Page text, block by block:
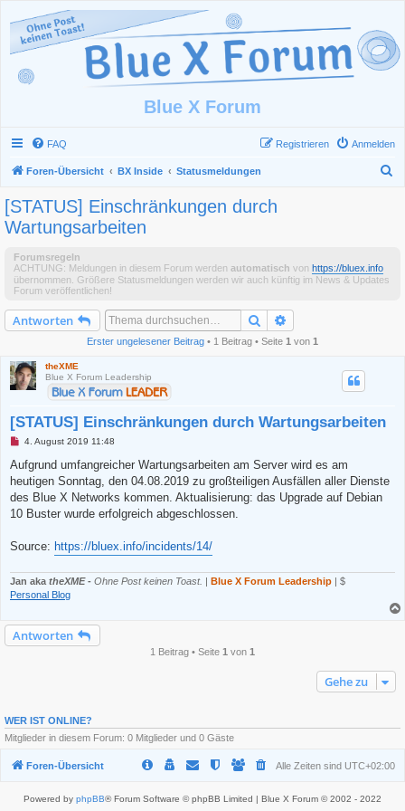
Blue X Forum
FAQ Anmelden
Registrieren
Foren-Übersicht BX Inside Statusmeldungen
[STATUS] Einschränkungen durch
Wartungsarbeiten
Forumsregeln
ACHTUNG: Meldungen in diesem Forum werden automatisch von https://bluex.info
übernommen. Größere Statusmeldungen werden wir auch künftig im News & Updates
Forum veröffentlichen!
Antworten Suche
Erster ungelesener Beitrag • 1 Beitrag • Seite 1 von 1
theXME
Blue X Forum Leadership
[STATUS] Einschränkungen durch Wartungsarbeiten
U
g
l
e
e
r
e
i
t
r
g
4. August 2019 11:48
Aufgrund umfangreicher Wartungsarbeiten am Server wird es am
heutigen Sonntag, den 04.08.2019 zu großteiligen Ausfällen aller Dienste
des Blue X Networks kommen. Aktualisierung: das Upgrade auf Debian
10 Buster wurde erfolgreich abgeschlossen.
Source: https://bluex.info/incidents/14/
Jan aka theXME- Ohne Post keinen Toast. | Blue X Forum Leadership | $
Personal Blog
Antworten
1 Beitrag • Seite 1 von 1
Gehe zu
WER IST ONLINE?
Mitglieder in diesem Forum: 0 Mitglieder und 0 Gäste
Foren-Übersicht Alle Zeiten sind UTC+02:00
Powered by phpBB® Forum Software © phpBB Limited | Blue X Forum © 2002 - 2022